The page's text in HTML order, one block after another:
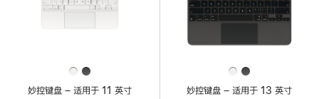
妙控键盘 – 适用于 11 英寸
妙控键盘 – 适用于 13 英寸